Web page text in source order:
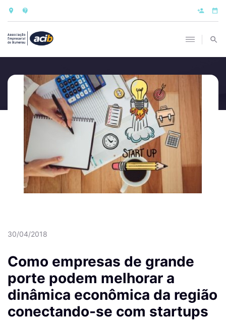
30/04/2018
Como empresas de grande
porte podem melhorar a
dinâmica econômica da região
conectando-se com startups